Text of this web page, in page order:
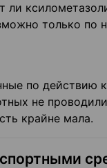
ли
только по
по действию
не
крайне мала.